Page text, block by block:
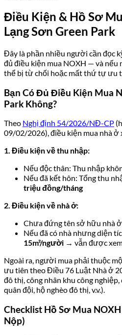
Điều Kiện & Hồ Sơ
Lạng Sơn Green Park
Đây là phần nhiều người cần đọc
đủ điều kiện mua NOXH — và nếu
thể bị từ chối hoặc mất thứ tự ưu
Bạn Có Đủ Điều Kiện Mua
Park Không?
Theo Nghị định 54/2026/NĐ-CP
09/02/2026), điều kiện mua nhà ở
1. Điều kiện về thu nhập:
Nếu độc thân: Thu nhập
Nếu đã kết hôn: Tổng thu
triệu đồng/tháng
2. Điều kiện về nhà ở:
Chưa đứng tên sở hữu nhà
Nếu đã có nhà nhưng diện
15m²/người → vẫn được
Ngoài ra, người mua phải thuộc
ưu tiên theo Điều 76 Luật Nhà ở
đô thị, công nhân khu công nghiệp,
quân đội, hộ nghèo đô thị, v.v.).
Checklist Hồ Sơ Mua
Nộp)